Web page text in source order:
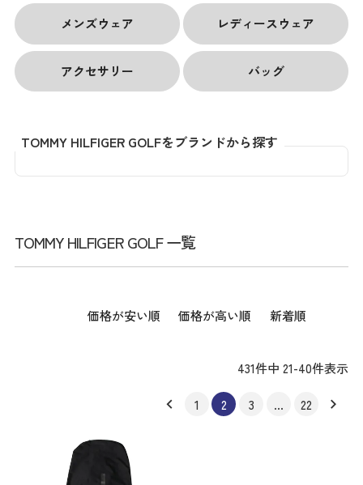
メンズウェア レディースウェア
アクセサリー バッグ
TOMMY HILFIGER GOLFをブランドから探す
TOMMY HILFIGER GOLF 一覧
価格が安い順 価格が高い順 新着順
431件中 21-40件表示
1 2 3 … 22